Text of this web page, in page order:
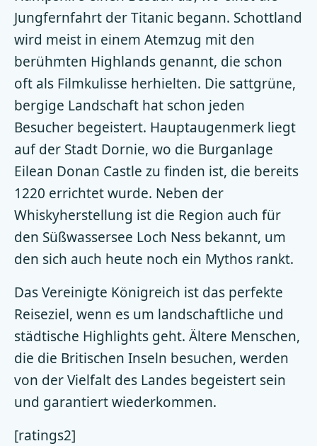
Jungfernfahrt der Titanic begann. Schottland
wird meist in einem Atemzug mit den
berühmten Highlands genannt, die schon
oft als Filmkulisse herhielten. Die sattgrüne,
bergige Landschaft hat schon jeden
Besucher begeistert. Hauptaugenmerk liegt
auf der Stadt Dornie, wo die Burganlage
Eilean Donan Castle zu finden ist, die bereits
1220 errichtet wurde. Neben der
Whiskyherstellung ist die Region auch für
den Süßwassersee Loch Ness bekannt, um
den sich auch heute noch ein Mythos rankt.
Das Vereinigte Königreich ist das perfekte
Reiseziel, wenn es um landschaftliche und
städtische Highlights geht. Ältere Menschen,
die die Britischen Inseln besuchen, werden
von der Vielfalt des Landes begeistert sein
und garantiert wiederkommen.
[ratings2]